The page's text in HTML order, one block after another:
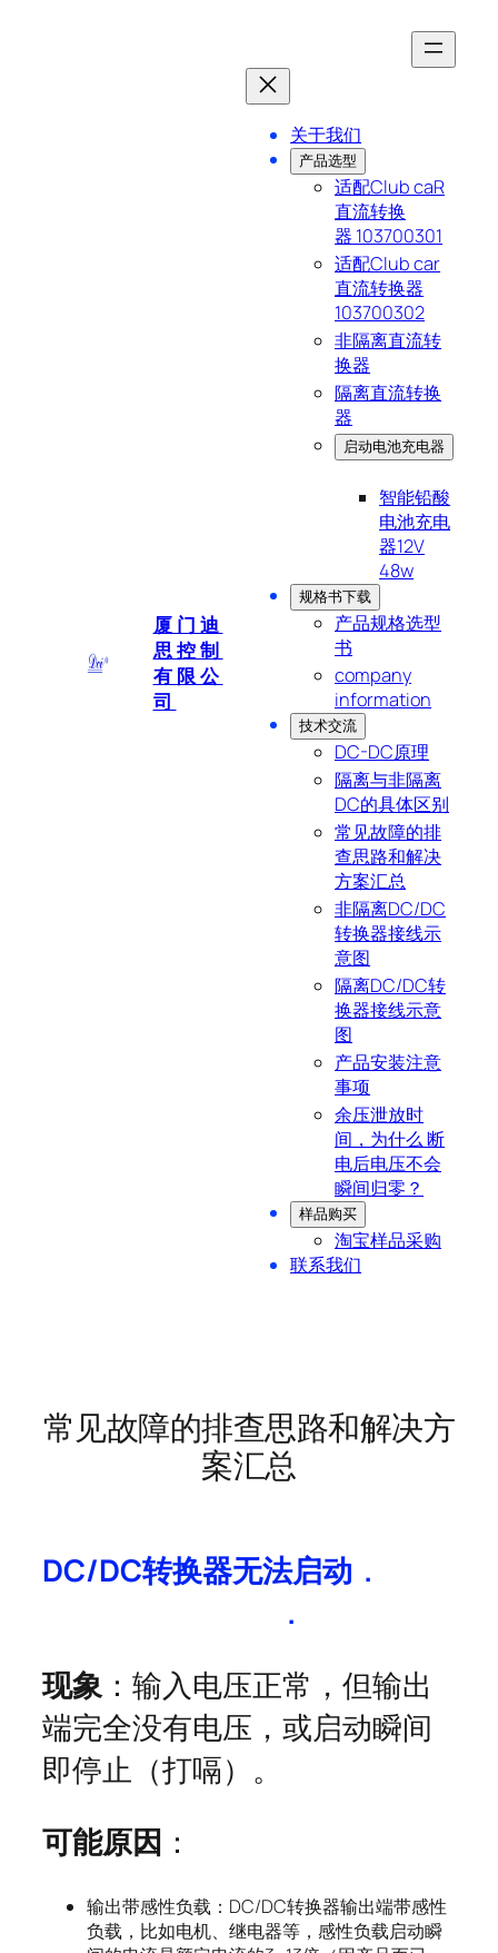
厦门迪
思控制
有限公
司
关于我们
产品选型
适配Club caR
直流转换
器 103700301
适配Club car
直流转换器
103700302
非隔离直流转
换器
隔离直流转换
器
启动电池充电器
智能铅酸
电池充电
器12V
48w
规格书下载
产品规格选型
书
company
information
技术交流
DC-DC原理
隔离与非隔离
DC的具体区别
常见故障的排
查思路和解决
方案汇总
非隔离DC/DC
转换器接线示
意图
隔离DC/DC转
换器接线示意
图
产品安装注意
事项
余压泄放时
间，为什么 断
电后电压不会
瞬间归零？
样品购买
淘宝样品采购
联系我们
常见故障的排查思路和解决方
案汇总
DC/DC转换器无法启动 .
.
现象：输入电压正常，但输出
端完全没有电压，或启动瞬间
即停止（打嗝）。
可能原因 ：
输出带感性负载：DC/DC转换器输出端带感性
负载，比如电机、继电器等，感性负载启动瞬